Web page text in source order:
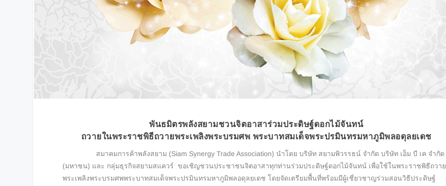
พันธมิตรพลังสยามชวนจิตอาสาร่วมประดิษฐ์ดอกไม้จันทน์
ถวายในพระราชพิธีถวายพระเพลิงพระบรมศพ พระบาทสมเด็จพระปรมินทรมหาภูมิพลอดุลยเดช
สมาคมการค้าพลังสยาม (Siam Synergy Trade Association) นำโดย บริษัท สยามพิวรรธน์ จำกัด บริษัท เอ็ม บี เค จำกัด
(มหาชน) และ กลุ่มธุรกิจสยามสแควร์ ขอเชิญชวนประชาชนจิตอาสาทุกท่านร่วมประดิษฐ์ดอกไม้จันทน์ เพื่อใช้ในพระราชพิธีถวาย
พระเพลิงพระบรมศพพระบาทสมเด็จพระปรมินทรมหาภูมิพลอดุลยเดช โดยจัดเตรียมพื้นที่พร้อมมีผู้เชี่ยวชาญร่วมสอนวิธีประดิษฐ์